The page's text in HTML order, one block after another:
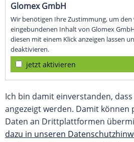
Glomex GmbH
Wir benötigen Ihre Zustimmung, um
eingebundenen Inhalt von Glomex
diesen mit einem Klick anzeigen lassen
deaktivieren.
jetzt aktivieren
Ich bin damit einverstanden,
angezeigt werden. Damit können
Daten an Drittplattformen
dazu in unseren